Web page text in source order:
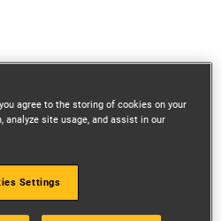
agree to the storing of cookies on your
analyze site usage, and assist in our
Settings